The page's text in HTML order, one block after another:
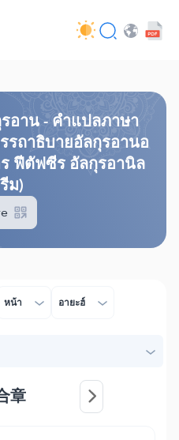
- API
อาน​ - คำแปลภาษา
ถาธิบายอัลกุรอานอ
ฟีตัฟซีร อัลกุรอานิล
ม)
หน้า อายะฮ์
章